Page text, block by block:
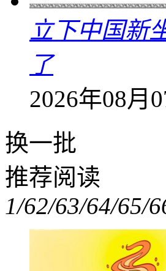
立下中国新
了
2026年08月
换一批
推荐阅读
1/62/63/64/65/6